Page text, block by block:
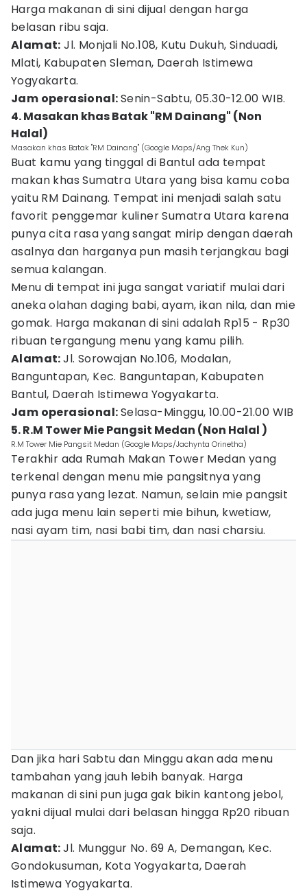
Harga makanan di sini dijual dengan harga
belasan ribu saja.
Alamat: Jl. Monjali No.108, Kutu Dukuh, Sinduadi,
Mlati, Kabupaten Sleman, Daerah Istimewa
Yogyakarta.
Jam operasional:Senin-Sabtu, 05.30-12.00 WIB.
4. Masakan khas Batak "RM Dainang" (Non
Halal)
Masakan khas Batak "RM Dainang" (Google Maps/Ang Thek Kun)
Buat kamu yang tinggal di Bantul ada tempat
makan khas Sumatra Utara yang bisa kamu coba
yaitu RM Dainang. Tempat ini menjadi salah satu
favorit penggemar kuliner Sumatra Utara karena
punya cita rasa yang sangat mirip dengan daerah
asalnya dan harganya pun masih terjangkau bagi
semua kalangan.
Menu di tempat ini juga sangat variatif mulai dari
aneka olahan daging babi, ayam, ikan nila, dan mie
gomak. Harga makanan di sini adalah Rp15 - Rp30
ribuan tergangung menu yang kamu pilih.
Alamat:Jl. Sorowajan No.106, Modalan,
Banguntapan, Kec. Banguntapan, Kabupaten
Bantul, Daerah Istimewa Yogyakarta.
Jam operasional:Selasa-Minggu, 10.00-21.00 WIB
5. R.M Tower Mie Pangsit Medan (Non Halal )
R.M Tower Mie Pangsit Medan (Google Maps/Jachynta Orinetha)
Terakhir ada Rumah Makan Tower Medan yang
terkenal dengan menu mie pangsitnya yang
punya rasa yang lezat. Namun, selain mie pangsit
ada juga menu lain seperti mie bihun, kwetiaw,
nasi ayam tim, nasi babi tim, dan nasi charsiu.
Dan jika hari Sabtu dan Minggu akan ada menu
tambahan yang jauh lebih banyak. Harga
makanan di sini pun juga gak bikin kantong jebol,
yakni dijual mulai dari belasan hingga Rp20 ribuan
saja.
Alamat:Jl. Munggur No. 69 A, Demangan, Kec.
Gondokusuman, Kota Yogyakarta, Daerah
Istimewa Yogyakarta.